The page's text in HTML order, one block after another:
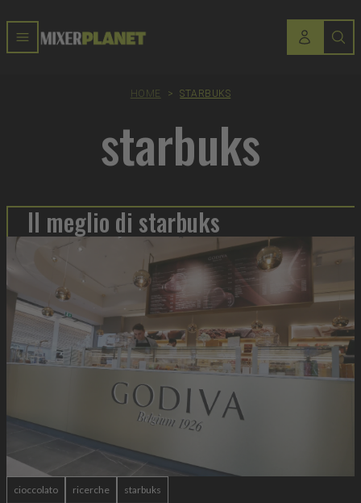
HOME > STARBUKS
starbuks
Il meglio di starbuks
cioccolato ricerche starbuks